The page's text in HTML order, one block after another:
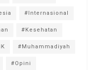
#Internasional
#Kesehatan
#Muhammadiyah
#Opini